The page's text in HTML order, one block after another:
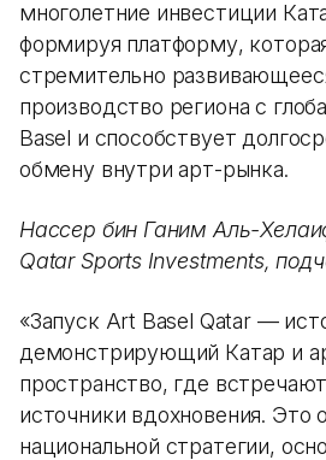
многолетние инвестиции
формируя платформу,
стремительно
производство региона с
Basel и способствует
обмену внутри арт-рынка.
Нассер бин Ганим Аль-
Qatar Sports Investments,
«Запуск Art Basel Qatar —
демонстрирующий Катар и
пространство, где
источники вдохновения. Это
национальной стратегии,